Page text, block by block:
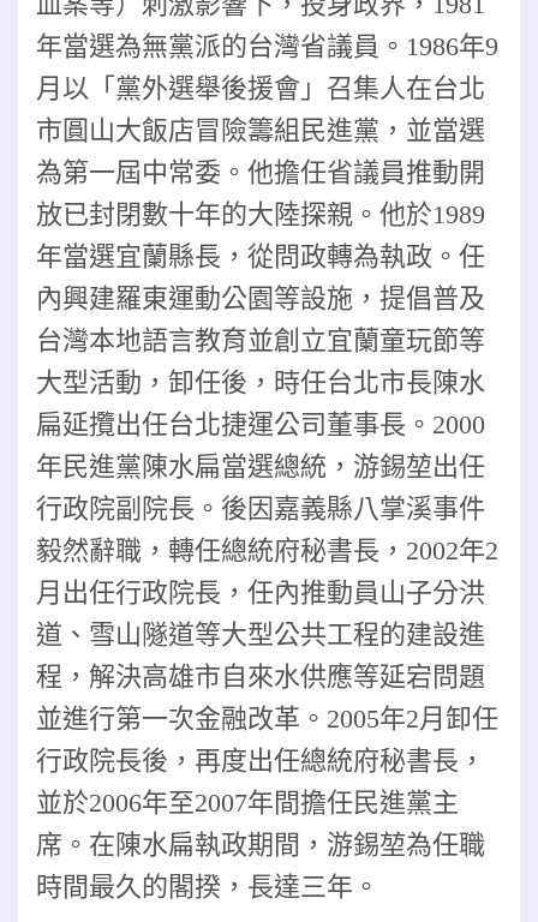
年當選為無黨派的台灣省議員。1986年9
月以「黨外選舉後援會」召集人在台北
市圓山大飯店冒險籌組民進黨，並當選
為第一屆中常委。他擔任省議員推動開
放已封閉數十年的大陸探親。他於1989
年當選宜蘭縣長，從問政轉為執政。任
內興建羅東運動公園等設施，提倡普及
台灣本地語言教育並創立宜蘭童玩節等
大型活動，卸任後，時任台北市長陳水
扁延攬出任台北捷運公司董事長。2000
年民進黨陳水扁當選總統，游錫堃出任
行政院副院長。後因嘉義縣八掌溪事件
毅然辭職，轉任總統府秘書長，2002年2
月出任行政院長，任內推動員山子分洪
道、雪山隧道等大型公共工程的建設進
程，解決高雄市自來水供應等延宕問題
並進行第一次金融改革。2005年2月卸任
行政院長後，再度出任總統府秘書長，
並於2006年至2007年間擔任民進黨主
席。在陳水扁執政期間，游錫堃為任職
時間最久的閣揆，長達三年。